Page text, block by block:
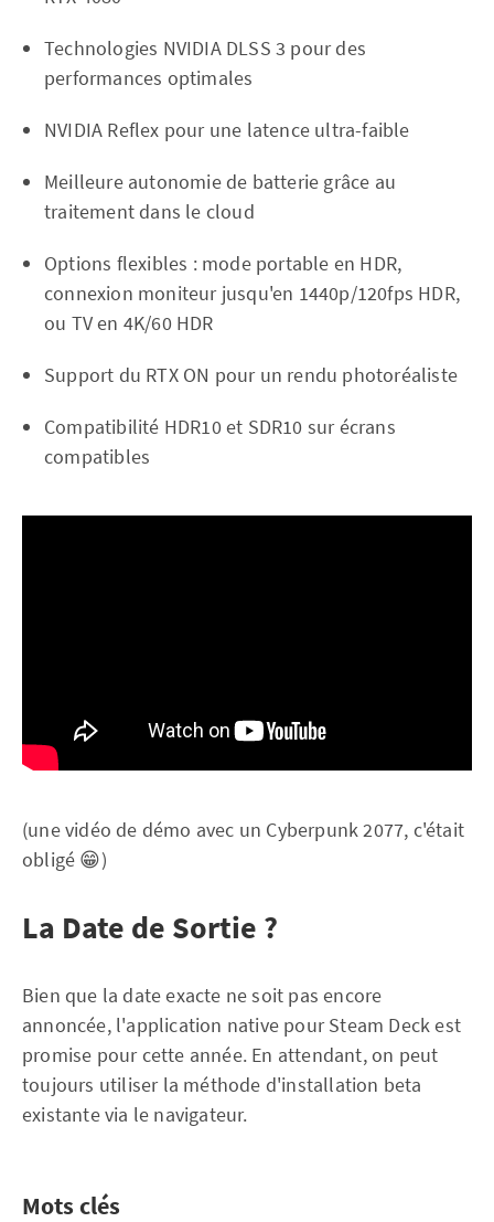
Technologies NVIDIA DLSS 3 pour des
performances optimales
NVIDIA Reflex pour une latence ultra-faible
Meilleure autonomie de batterie grâce au
traitement dans le cloud
Options flexibles : mode portable en HDR,
connexion moniteur jusqu'en 1440p/120fps HDR,
ou TV en 4K/60 HDR
Support du RTX ON pour un rendu photoréaliste
Compatibilité HDR10 et SDR10 sur écrans
compatibles
(une vidéo de démo avec un Cyberpunk 2077, c'était
obligé 😁)
La Date de Sortie ?
Bien que la date exacte ne soit pas encore
annoncée, l'application native pour Steam Deck est
promise pour cette année. En attendant, on peut
toujours utiliser la méthode d'installation beta
existante via le navigateur.
Mots clés